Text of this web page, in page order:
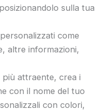
sulla tua
come
altre informazioni,
attraente, crea i
con il nome del tuo
con colori,